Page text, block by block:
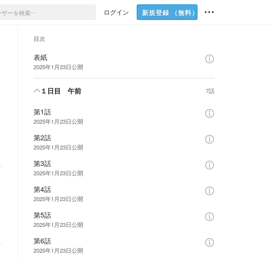
ログイン 新規登録 （無料）
目次
表紙
2025年1月23日公開
１日目 午前 7話
第1話
2025年1月23日公開
第2話
2025年1月23日公開
第3話
2025年1月23日公開
第4話
2025年1月23日公開
第5話
2025年1月23日公開
第6話
2025年1月23日公開